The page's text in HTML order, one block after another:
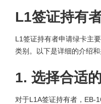
L1签证持有
L1签证持有者申请绿卡主
类别。以下是详细的介绍和
1. 选择合适
对于L1A签证持有者，EB-